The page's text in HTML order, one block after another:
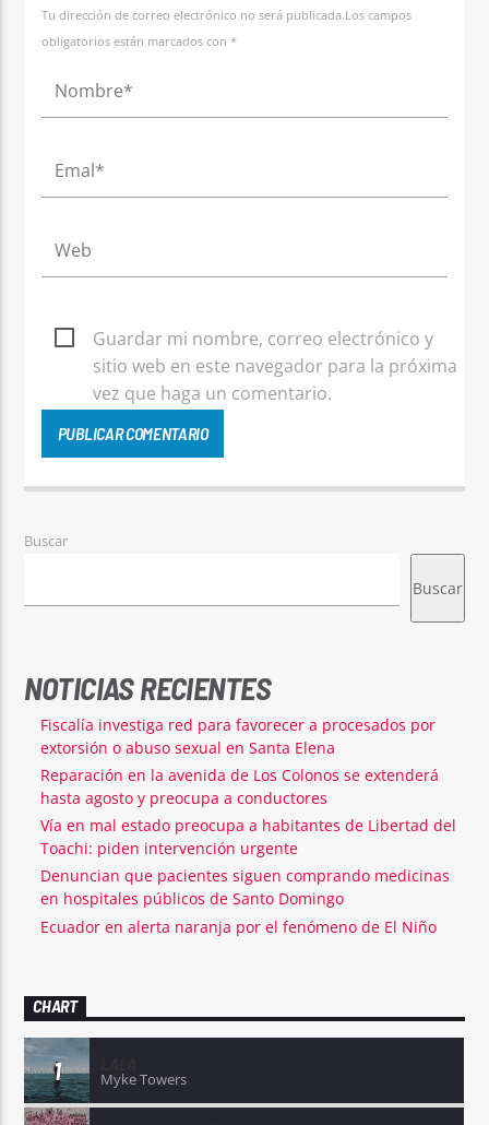
Tu dirección de correo electrónico no será publicada.Los campos
obligatorios están marcados con *
Guardar mi nombre, correo electrónico y
sitio web en este navegador para la próxima
vez que haga un comentario.
Buscar
Buscar
NOTICIAS RECIENTES
Fiscalía investiga red para favorecer a procesados por
extorsión o abuso sexual en Santa Elena
Reparación en la avenida de Los Colonos se extenderá
hasta agosto y preocupa a conductores
Vía en mal estado preocupa a habitantes de Libertad del
Toachi: piden intervención urgente
Denuncian que pacientes siguen comprando medicinas
en hospitales públicos de Santo Domingo
Ecuador en alerta naranja por el fenómeno de El Niño
CHART
1 Myke Towers